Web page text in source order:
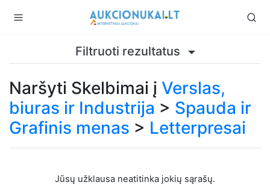
Filtruoti rezultatus
Naršyti Skelbimai į Verslas,
biuras ir Industrija > Spauda ir
Grafinis menas > Letterpresai
Jūsų užklausa neatitinka jokių sąrašų.